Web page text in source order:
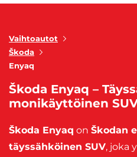
Vaihtoautot
Škoda
Enyaq
Škoda Enyaq –
monikäyttöinen
Škoda Enyaq on Škodan
täyssähköinen SUV, joka